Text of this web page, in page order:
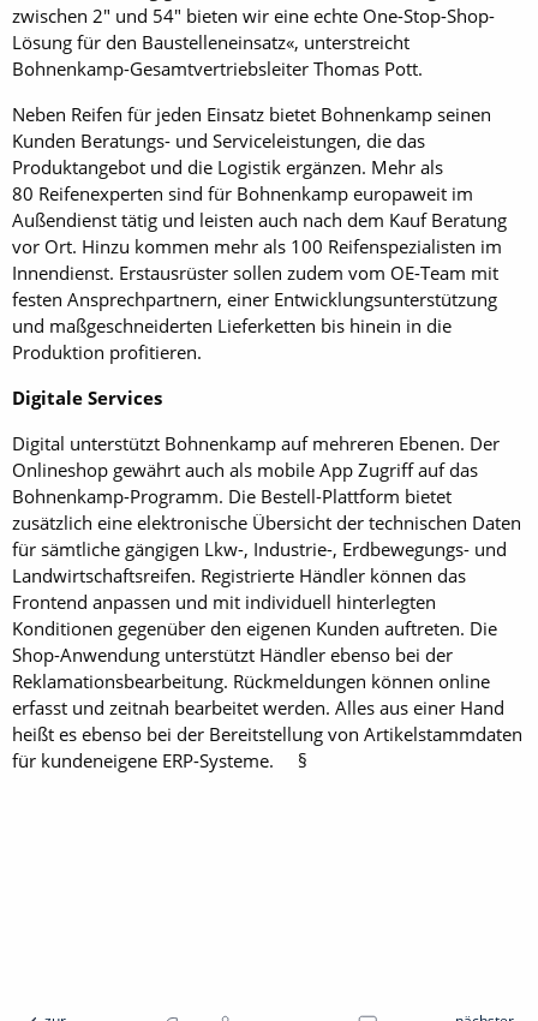
zwischen 2" und 54" bieten wir eine echte One-Stop-Shop-
Lösung für den Baustelleneinsatz«, unterstreicht
Bohnenkamp-Gesamtvertriebsleiter Thomas Pott.
Neben Reifen für jeden Einsatz bietet Bohnenkamp seinen
Kunden Beratungs- und Serviceleistungen, die das
Produktangebot und die Logistik ergänzen. Mehr als
80 Reifenexperten sind für Bohnenkamp europaweit im
Außendienst tätig und leisten auch nach dem Kauf Beratung
vor Ort. Hinzu kommen mehr als 100 Reifenspezialisten im
Innendienst. Erstausrüster sollen zudem vom OE-Team mit
festen Ansprechpartnern, einer Entwicklungsunterstützung
und maßgeschneiderten Lieferketten bis hinein in die
Produktion profitieren.
Digitale Services
Digital unterstützt Bohnenkamp auf mehreren Ebenen. Der
Onlineshop gewährt auch als mobile App Zugriff auf das
Bohnenkamp-Programm. Die Bestell-Plattform bietet
zusätzlich eine elektronische Übersicht der technischen Daten
für sämtliche gängigen Lkw-, Industrie-, Erdbewegungs- und
Landwirtschaftsreifen. Registrierte Händler können das
Frontend anpassen und mit individuell hinterlegten
Konditionen gegenüber den eigenen Kunden auftreten. Die
Shop-Anwendung unterstützt Händler ebenso bei der
Reklamationsbearbeitung. Rückmeldungen können online
erfasst und zeitnah bearbeitet werden. Alles aus einer Hand
heißt es ebenso bei der Bereitstellung von Artikelstammdaten
für kundeneigene ERP-Systeme. §